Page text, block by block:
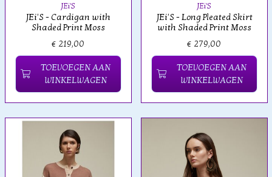
JEi'S
JEi'S - Cardigan with
Shaded Print Moss
€ 219,00
TOEVOEGEN AAN
WINKELWAGEN
JEi'S
JEi'S - Long Pleated Skirt
with Shaded Print Moss
€ 279,00
TOEVOEGEN AAN
WINKELWAGEN